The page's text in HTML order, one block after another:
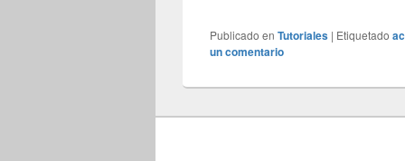
Publicado en Tutoriales | Etiquetado
un comentario